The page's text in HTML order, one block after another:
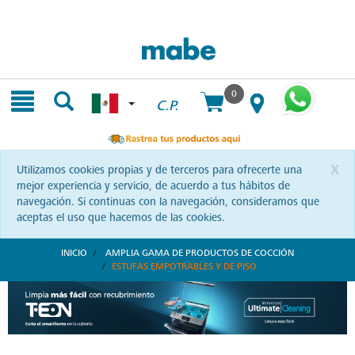
C.P.
0
x
Utilizamos cookies propias y de terceros para ofrecerte una
mejor experiencia y servicio, de acuerdo a tus hábitos de
navegación. Si continuas con la navegación, consideramos que
aceptas el uso que hacemos de las cookies.
INICIO
AMPLIA GAMA DE PRODUCTOS DE COCCIÓN
ESTUFAS EMPOTRABLES Y DE PISO